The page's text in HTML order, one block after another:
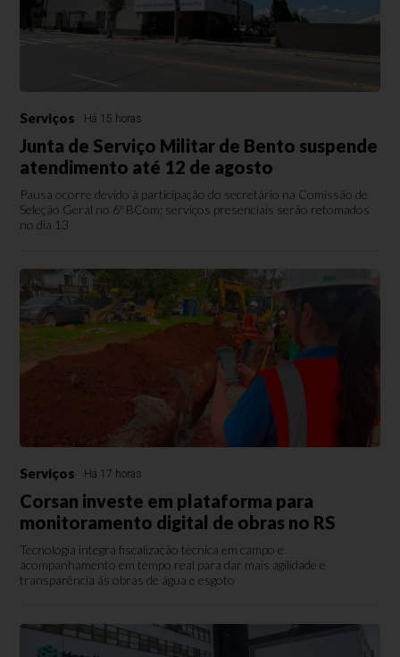
Serviços Há 15 horas
Junta de Serviço Militar de Bento suspende
atendimento até 12 de agosto
Pausa ocorre devido à participação do secretário na Comissão de
Seleção Geral no 6º BCom; serviços presenciais serão retomados
no dia 13
Serviços Há 17 horas
Corsan investe em plataforma para
monitoramento digital de obras no RS
Tecnologia integra fiscalização técnica em campo e
acompanhamento em tempo real para dar mais agilidade e
transparência às obras de água e esgoto